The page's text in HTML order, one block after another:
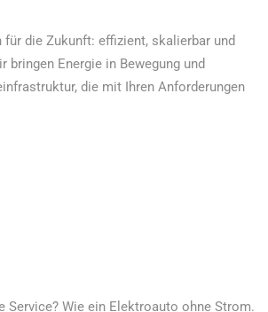
für die Zukunft: effizient, skalierbar und
bringen Energie in Bewegung und
die mit Ihren Anforderungen
Service? Wie ein Elektroauto ohne Strom.